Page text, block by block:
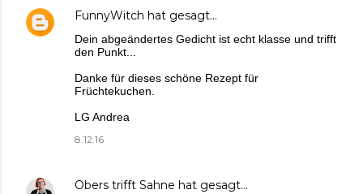
FunnyWitch hat gesagt…
Dein abgeändertes Gedicht ist echt klasse und trifft
den Punkt...
Danke für dieses schöne Rezept für
Früchtekuchen.
LG Andrea
8.12.16
Obers trifft Sahne hat gesagt…